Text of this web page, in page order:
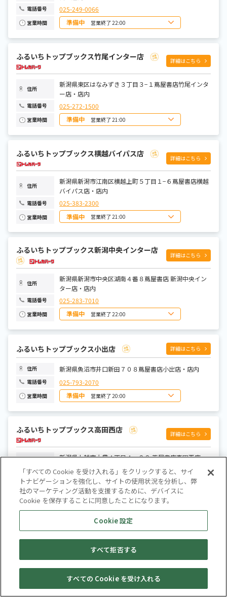
電話番号 025-249-0066
営業時間 準備中 営業終了 22:00
日曜日 8:00～22:00
月曜日
水曜日 9:00～22:00
木曜日 9:00～22:00
土曜日 8:00～22:00
ふるいちトップブックス竹尾インター店 詳細はこちら
住所
新潟県東区はなみずき３丁目３−１蔦屋書店竹尾インタ
ー店・店内
電話番号 025-272-1500
営業時間 準備中 営業終了 21:00
日曜日 9:00～21:00
月曜日
水曜日 9:00～21:00
木曜日 9:00～21:00
土曜日 9:00～21:00
ふるいちトップブックス横越バイパス店 詳細はこちら
住所
新潟県新潟市江南区横越上町５丁目１−６蔦屋書店横越
バイパス店・店内
電話番号 025-383-2300
営業時間 準備中 営業終了 21:00
日曜日 9:00～21:00
水曜日 9:00～21:00
土曜日 9:00～21:00
ふるいちトップブックス新潟中央インター店
詳細はこちら
住所
新潟県新潟市中央区湖南４番８蔦屋書店 新潟中央イン
ター店・店内
電話番号 025-283-7010
営業時間 準備中 営業終了 22:00
日曜日 8:00～22:00
月曜日
水曜日 9:00～22:00
木曜日
金曜日
土曜日 8:00～22:00
ふるいちトップブックス小出店 詳細はこちら
住所 新潟県魚沼市井口新田７０８蔦屋書店小出店・店内
電話番号 025-793-2070
営業時間 準備中 営業終了 20:00
日曜日 9:00～20:00
月曜日
水曜日 9:00～20:00
木曜日 9:00～20:00
土曜日 9:00～20:00
ふるいちトップブックス高田西店 詳細はこちら
新潟県上越市大貫４丁目４－２２ 蔦屋書店高田西店・
電話番号 025-527-5255
営業時間 準備中 営業終了 22:00
日曜日
月曜日 9:00～22:00
火曜日 9:00～22:00
水曜日 9:00～22:00
木曜日 9:00～22:00
金曜日 9:00～22:00
土曜日 8:00～22:00
ふるいちトップブックス新通店
新潟県新潟市西区新通１２７２蔦屋書店新通店・店内
電話番号 025-211-1000
準備中 営業終了 22:00
日曜日 8:00～22:00
9:00～22:00
キャンペーン 店舗一覧 Web予約 買取情報 宅配買取
「すべての Cookie を受け入れる」をクリックすると、サイ
トナビゲーションを強化し、サイトの使用状況を分析し、弊
社のマーケティング活動を支援するために、デバイスに
Cookie を保存することに同意したことになります。
Cookie 設定
すべて拒否する
すべての Cookie を受け入れる